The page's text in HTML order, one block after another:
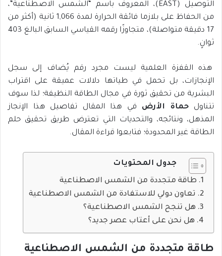
التوصيل (EAST)، المعروف باسم “الشمس الاصطناعية”،
من الحفاظ على بلازما فائقة الحرارة لمدة 1,066 ثانية (أكثر من
17 دقيقة متواصلة)، متجاوزًا رقمه القياسي السابق البالغ 403
ثوانٍ.
هذه القفزة العلمية ليست مجرد رقم يُضاف إلى سجل
الإنجازات، بل تحمل في طياتها دلالات عميقة على اقتراب
البشرية من تحقيق ثورة في مجال الطاقة النظيفة؛ لذا سوف
تتناولحماة الأرض في هذا المقال تفاصيل هذا الإنجاز
المذهل، ونتائجه، والتحديات التي تعترض طريق تحقيق حلم
الطاقة غير المحدودة؛ فتابعوا قراءة المقال.
جدول المحتويات
طاقة متجددة من الشمس الاصطناعية
تعاون دولي للاستفادة من الشمس الاصطناعية
هل تنجح الشمس الاصطناعية؟
هل نحن على أعتاب عصر جديد؟
طاقة متجددة من الشمس الاصطناعية